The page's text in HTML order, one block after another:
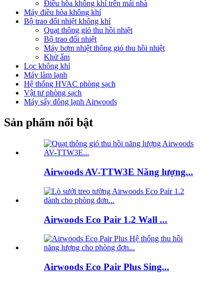
Điều hòa không khí trên mái nhà
Máy điều hòa không khí
Bộ trao đổi nhiệt không khí
Quạt thông gió thu hồi nhiệt
Bộ trao đổi nhiệt
Máy bơm nhiệt thông gió thu hồi nhiệt
Khử ẩm
Lọc không khí
Máy làm lạnh
Hệ thống HVAC phòng sạch
Vật tư phòng sạch
Máy sấy đông lạnh Airwoods
Sản phẩm nổi bật
Airwoods AV-TTW3E Năng lượng...
Airwoods Eco Pair 1.2 Wall ...
Airwoods Eco Pair Plus Sing...